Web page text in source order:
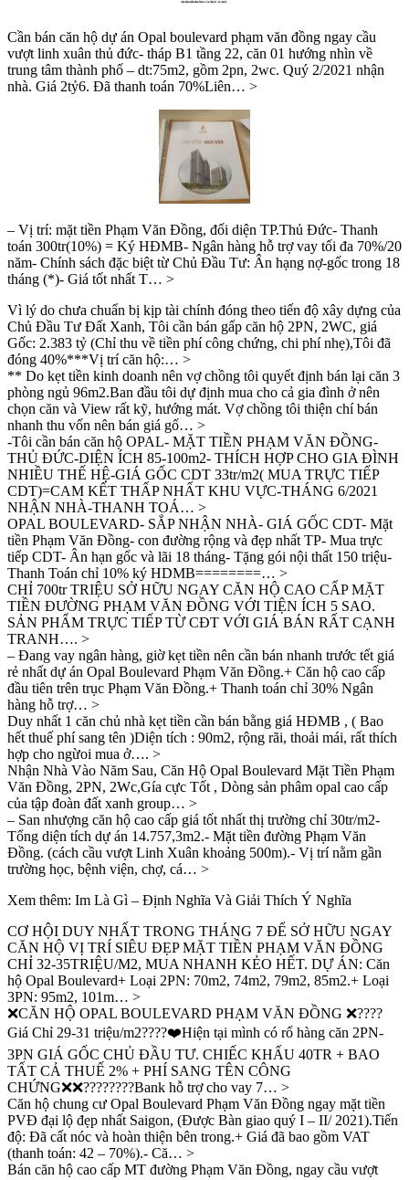
Cần bán căn hộ dự án Opal boulevard phạm văn đồng ngay cầu
vượt linh xuân thủ đức- tháp B1 tầng 22, căn 01 hướng nhìn về
trung tâm thành phố – dt:75m2, gồm 2pn, 2wc. Quý 2/2021 nhận
nhà. Giá 2tỷ6. Đã thanh toán 70%Liên… >
– Vị trí: mặt tiền Phạm Văn Đồng, đối diện TP.Thủ Đức- Thanh
toán 300tr(10%) = Ký HĐMB- Ngân hàng hỗ trợ vay tối đa 70%/20
năm- Chính sách đặc biệt từ Chủ Đầu Tư: Ân hạng nợ-gốc trong 18
tháng (*)- Giá tốt nhất T… >
Vì lý do chưa chuẩn bị kịp tài chính đóng theo tiến độ xây dựng của
Chủ Đầu Tư Đất Xanh, Tôi cần bán gấp căn hộ 2PN, 2WC, giá
Gốc: 2.383 tỷ (Chỉ thu về tiền phí công chứng, chi phí nhẹ),Tôi đã
đóng 40%***Vị trí căn hộ:… >
** Do kẹt tiền kinh doanh nên vợ chồng tôi quyết định bán lại căn 3
phòng ngủ 96m2.Ban đầu tôi dự định mua cho cả gia đình ở nên
chọn căn và View rất kỹ, hướng mát. Vợ chồng tôi thiện chí bán
nhanh thu vốn nên bán giá gố… >
-Tôi cần bán căn hộ OPAL- MẶT TIỀN PHẠM VĂN ĐỒNG-
THỦ ĐỨC-DIỆN ÍCH 85-100m2- THÍCH HỢP CHO GIA ĐÌNH
NHIỀU THẾ HỆ-GIÁ GỐC CDT 33tr/m2( MUA TRỰC TIẾP
CDT)=CAM KẾT THẤP NHẤT KHU VỰC-THÁNG 6/2021
NHẬN NHÀ-THANH TOÁ… >
OPAL BOULEVARD- SẮP NHẬN NHÀ- GIÁ GỐC CDT- Mặt
tiền Phạm Văn Đồng- con đường rộng và đẹp nhất TP- Mua trực
tiếp CDT- Ân hạn gốc và lãi 18 tháng- Tặng gói nội thất 150 triệu-
Thanh Toán chỉ 10% ký HDMB========… >
CHỈ 700tr TRIỆU SỞ HỮU NGAY CĂN HỘ CAO CẤP MẶT
TIỀN ĐƯỜNG PHẠM VĂN ĐỒNG VỚI TIỆN ÍCH 5 SAO.
SẢN PHẨM TRỰC TIẾP TỪ CĐT VỚI GIÁ BÁN RẤT CẠNH
TRANH…. >
– Đang vay ngân hàng, giờ kẹt tiền nên cần bán nhanh trước tết giá
rẻ nhất dự án Opal Boulevard Phạm Văn Đồng.+ Căn hộ cao cấp
đầu tiên trên trục Phạm Văn Đồng.+ Thanh toán chỉ 30% Ngân
hàng hỗ trợ… >
Duy nhất 1 căn chủ nhà kẹt tiền cần bán bằng giá HĐMB , ( Bao
hết thuế phí sang tên )Diện tích : 90m2, rộng rãi, thoải mái, rất thích
hợp cho ngừoi mua ở…. >
Nhận Nhà Vào Năm Sau, Căn Hộ Opal Boulevard Mặt Tiền Phạm
Văn Đồng, 2PN, 2Wc,Gía cực Tốt , Dòng sản phâm opal cao cấp
của tập đoàn đất xanh group… >
– San nhượng căn hộ cao cấp giá tốt nhất thị trường chỉ 30tr/m2-
Tổng diện tích dự án 14.757,3m2.- Mặt tiền đường Phạm Văn
Đồng. (cách cầu vượt Linh Xuân khoảng 500m).- Vị trí nằm gần
trường học, bệnh viện, chợ, cá… >
Xem thêm: Im Là Gì – Định Nghĩa Và Giải Thích Ý Nghĩa
CƠ HỘI DUY NHẤT TRONG THÁNG 7 ĐỂ SỞ HỮU NGAY
CĂN HỘ VỊ TRÍ SIÊU ĐẸP MẶT TIỀN PHẠM VĂN ĐỒNG
CHỈ 32-35TRIỆU/M2, MUA NHANH KẺO HẾT. DỰ ÁN: Căn
hộ Opal Boulevard+ Loại 2PN: 70m2, 74m2, 79m2, 85m2.+ Loại
3PN: 95m2, 101m… >
❌CĂN HỘ OPAL BOULEVARD PHẠM VĂN ĐỒNG ❌????
Giá Chỉ 29-31 triệu/m2????❤️Hiện tại mình có rổ hàng căn 2PN-
3PN GIÁ GỐC CHỦ ĐẦU TƯ. CHIẾC KHẤU 40TR + BAO
TẤT CẢ THUẾ 2% + PHÍ SANG TÊN CÔNG
CHỨNG❌❌????????Bank hỗ trợ cho vay 7… >
Căn hộ chung cư Opal Boulevard Phạm Văn Đồng ngay mặt tiền
PVĐ đại lộ đẹp nhất Saigon, (Được Bàn giao quý I – II/ 2021).Tiến
độ: Đã cất nóc và hoàn thiện bên trong.+ Giá đã bao gồm VAT
(thanh toán: 42 – 70%).- Că… >
Bán căn hộ cao cấp MT đường Phạm Văn Đồng, ngay cầu vượt